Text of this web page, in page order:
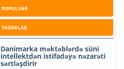
POPULYAR
YAZARLAR
Danimarka məktəblərdə süni
intellektdən istifadəyə nəzarəti
sərtləşdirir